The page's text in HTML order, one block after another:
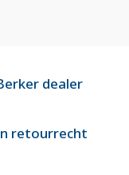
dealer
retourrecht